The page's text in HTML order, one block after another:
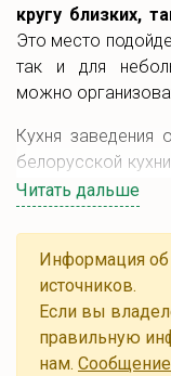
кругу близких,
Это место
так и для
можно
Кухня заведения
белорусской
блюда готовятся
По вечерам в
На территории
Читать дальше
Информация об
источников.
Если вы
правильную
нам.